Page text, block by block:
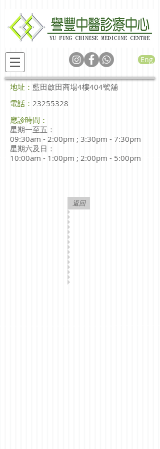
Eng
地址： 藍田啟田商場4樓404號舖
電話： 23255328
應診時間：
星期一至五 ：
09:30am - 2:00pm ; 3:30pm - 7:30pm
星期六及日 ：
10:00am - 1:00pm ; 2:00pm - 5:00pm
返回